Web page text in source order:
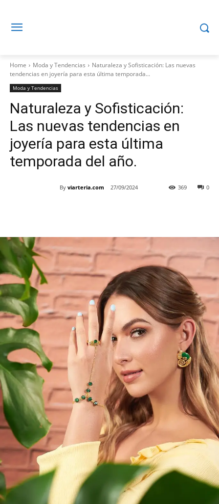
Home Moda y Tendencias
Naturaleza y Sofisticación: Las nuevas
tendencias en joyería para esta última temporada...
Moda y Tendencias
Naturaleza y Sofisticación:
Las nuevas tendencias en
joyería para esta última
temporada del año.
By viarteria.com 27/09/2024 0
369